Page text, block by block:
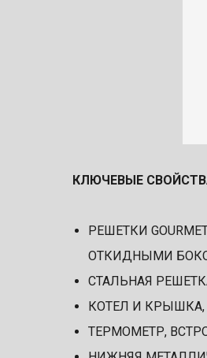
КЛЮЧЕВЫЕ
РЕШЕТКИ
ОТКИДНЫМИ
СТАЛЬНАЯ
КОТЕЛ И
ТЕРМОМЕТР,